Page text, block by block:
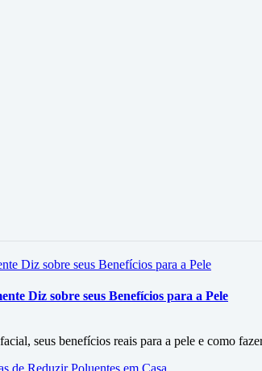
Diz sobre seus Benefícios para a Pele
seus benefícios reais para a pele e como